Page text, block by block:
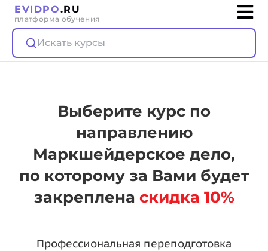
EVIDPO.RU
платформа обучения
Искать курсы
Выберите курс по
направлению
Маркшейдерское дело,
по которому за Вами будет
закреплена скидка 10%
Профессиональная переподготовка